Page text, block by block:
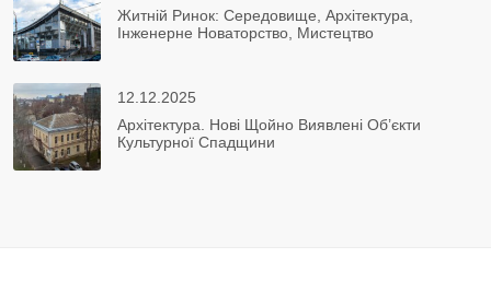
Житній Ринок: Середовище, Архітектура,
Інженерне Новаторство, Мистецтво
12.12.2025
Архітектура. Нові Щойно Виявлені Об’єкти
Культурної Спадщини